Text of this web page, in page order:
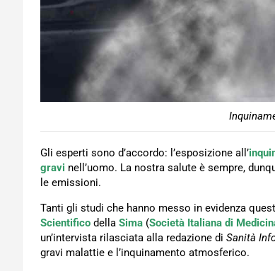
Gli esperti sono d’accordo: l’esposizione all’
gravi nell’uomo. La nostra salute è sempre,
le emissioni.
Tanti gli studi che hanno messo in evidenza
Scientifico della Sima (Società Italiana di
un’intervista rilasciata alla redazione di Sanità
gravi malattie e l’inquinamento atmosferico.